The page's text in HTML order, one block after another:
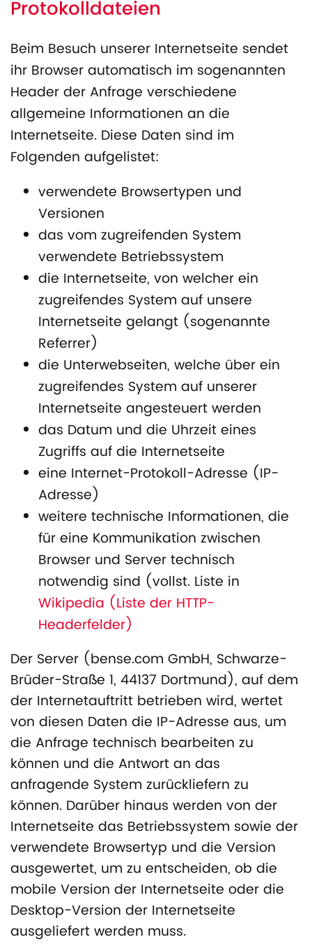
Protokolldateien
Beim Besuch unserer Internetseite sendet
ihr Browser automatisch im sogenannten
Header der Anfrage verschiedene
allgemeine Informationen an die
Internetseite. Diese Daten sind im
Folgenden aufgelistet:
verwendete Browsertypen und
Versionen
das vom zugreifenden System
verwendete Betriebssystem
die Internetseite, von welcher ein
zugreifendes System auf unsere
Internetseite gelangt (sogenannte
Referrer)
die Unterwebseiten, welche über ein
zugreifendes System auf unserer
Internetseite angesteuert werden
das Datum und die Uhrzeit eines
Zugriffs auf die Internetseite
eine Internet-Protokoll-Adresse (IP-
Adresse)
weitere technische Informationen, die
für eine Kommunikation zwischen
Browser und Server technisch
notwendig sind (vollst. Liste in
Wikipedia (Liste der HTTP-
Headerfelder)
Der Server (bense.com GmbH, Schwarze-
Brüder-Straße 1, 44137 Dortmund), auf dem
der Internetauftritt betrieben wird, wertet
von diesen Daten die IP-Adresse aus, um
die Anfrage technisch bearbeiten zu
können und die Antwort an das
anfragende System zurückliefern zu
können. Darüber hinaus werden von der
Internetseite das Betriebssystem sowie der
verwendete Browsertyp und die Version
ausgewertet, um zu entscheiden, ob die
mobile Version der Internetseite oder die
Desktop-Version der Internetseite
ausgeliefert werden muss.